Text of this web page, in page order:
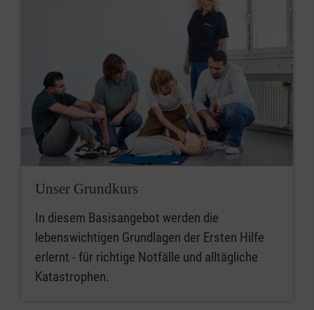
Unser Grundkurs
In diesem Basisangebot werden die
lebenswichtigen Grundlagen der Ersten Hilfe
erlernt - für richtige Notfälle und alltägliche
Katastrophen.